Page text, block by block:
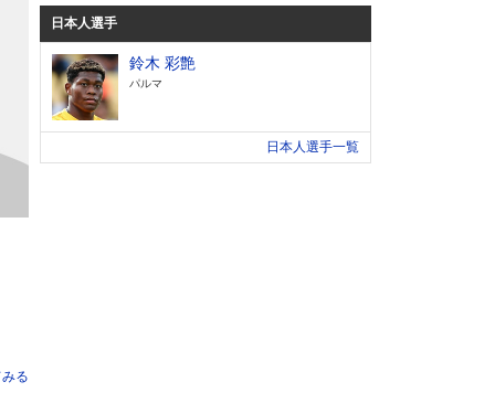
る
日本人選手
鈴木 彩艶
パルマ
日本人選手一覧